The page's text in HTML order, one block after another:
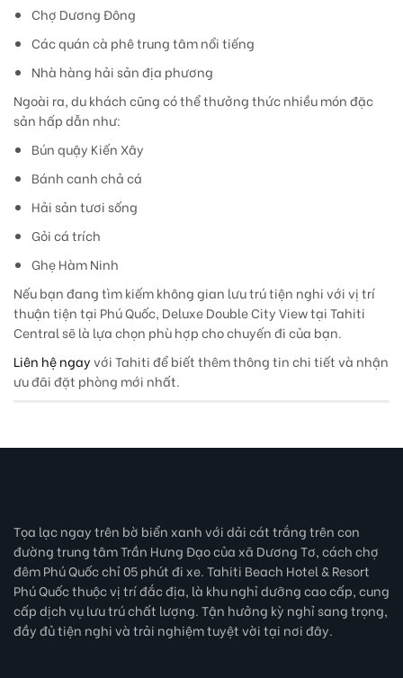
Chợ Dương Đông
Các quán cà phê trung tâm nổi tiếng
Nhà hàng hải sản địa phương
Ngoài ra, du khách cũng có thể thưởng thức nhiều món đặc
sản hấp dẫn như:
Bún quậy Kiến Xây
Bánh canh chả cá
Hải sản tươi sống
Gỏi cá trích
Ghẹ Hàm Ninh
Nếu bạn đang tìm kiếm không gian lưu trú tiện nghi với vị trí
thuận tiện tại Phú Quốc, Deluxe Double City View tại Tahiti
Central sẽ là lựa chọn phù hợp cho chuyến đi của bạn.
Liên hệ ngayvới Tahiti để biết thêm thông tin chi tiết và nhận
ưu đãi đặt phòng mới nhất.
Tọa lạc ngay trên bờ biển xanh với dải cát trắng trên con
đường trung tâm Trần Hưng Đạo của xã Dương Tơ, cách chợ
đêm Phú Quốc chỉ 05 phút đi xe. Tahiti Beach Hotel & Resort
Phú Quốc thuộc vị trí đắc địa, là khu nghỉ dưỡng cao cấp, cung
cấp dịch vụ lưu trú chất lượng. Tận hưởng kỳ nghỉ sang trọng,
đầy đủ tiện nghi và trải nghiệm tuyệt vời tại nơi đây.